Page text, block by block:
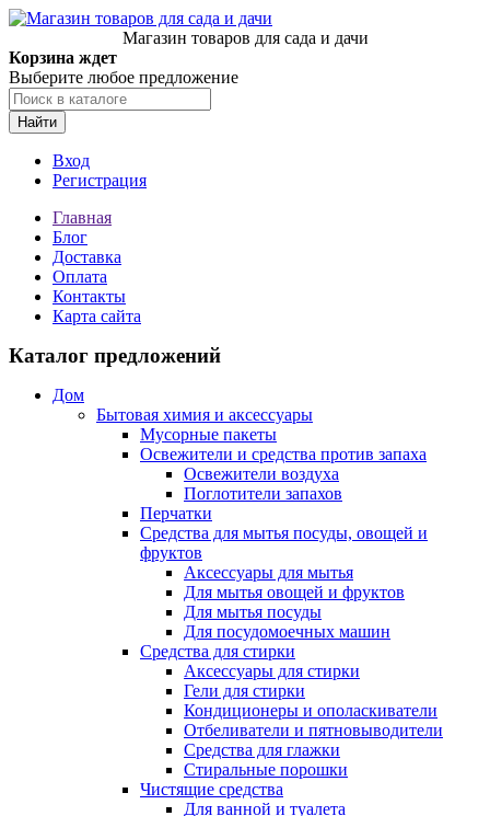
Магазин товаров для сада и дачи
Корзина ждет
Выберите любое предложение
Найти
Вход
Регистрация
Главная
Блог
Доставка
Оплата
Контакты
Карта сайта
Каталог предложений
Дом
Бытовая химия и аксессуары
Мусорные пакеты
Освежители и средства против запаха
Освежители воздуха
Поглотители запахов
Перчатки
Средства для мытья посуды, овощей и
фруктов
Аксессуары для мытья
Для мытья овощей и фруктов
Для мытья посуды
Для посудомоечных машин
Средства для стирки
Аксессуары для стирки
Гели для стирки
Кондиционеры и ополаскиватели
Отбеливатели и пятновыводители
Средства для глажки
Стиральные порошки
Чистящие средства
Для ванной и туалета